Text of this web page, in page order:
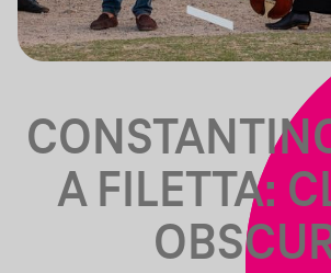
A FILETTA: